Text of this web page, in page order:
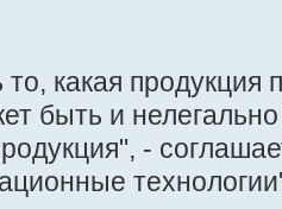
какая продукция
быть и
-